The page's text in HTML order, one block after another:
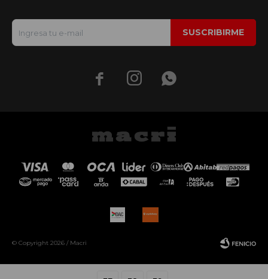
SUSCRIBIRME
  
© Copyright 2026 / Macri